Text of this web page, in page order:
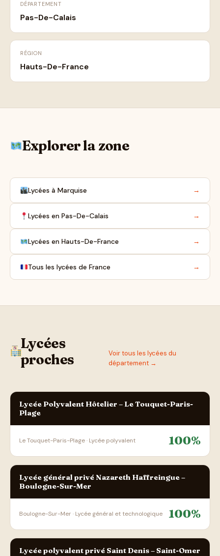
DÉPARTEMENT
Pas-De-Calais
RÉGION
Hauts-De-France
Explorer la zone
Lycées à Marquise →
Lycées en Pas-De-Calais →
Lycées en Hauts-De-France →
Tous les lycées de France →
Lycées
proches
Voir tous les lycées du
département →
Lycée Polyvalent Hôtelier – Le Touquet-Paris-
Plage
Le Touquet-Paris-Plage · Lycée polyvalent 100%
Lycée général privé Nazareth Haffreingue –
Boulogne-Sur-Mer
Boulogne-Sur-Mer · Lycée général et technologique 100%
Lycée polyvalent privé Saint Denis – Saint-Omer